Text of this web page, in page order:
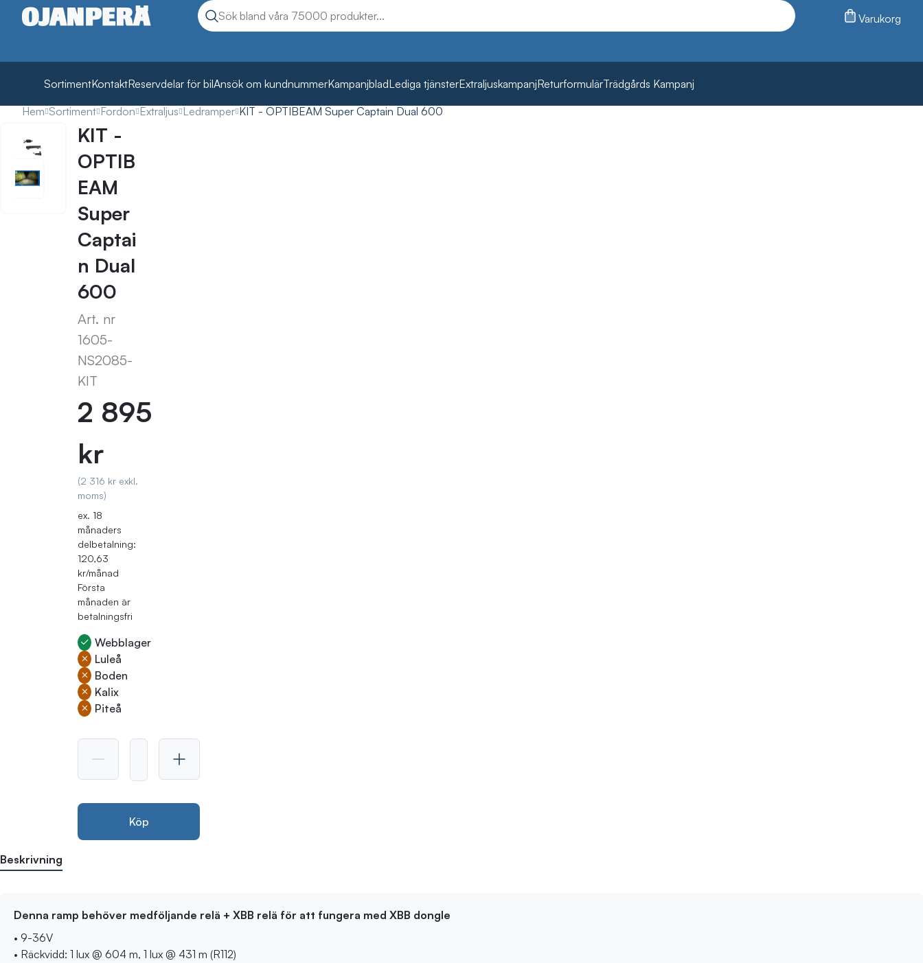
Sök produkter
Sök Varukorg
SortimentKontaktReservdelar för bilAnsök om kundnummerKampanjbladLediga tjänsterExtraljuskampanjReturformulärTrädgårds Kampanj
Hem Sortiment Fordon Extraljus Ledramper KIT - OPTIBEAM Super Captain Dual 600
KIT -
OPTIB
EAM
Super
Captai
n Dual
600
Art. nr
1605-
NS2085-
KIT
2 895
kr
(2 316 kr exkl.
moms)
ex. 18
månaders
delbetalning:
120,63
kr/månad
Första
månaden är
betalningsfri
Webblager
Luleå
Boden
Kalix
Piteå
Köp
Beskrivning
Denna ramp behöver medföljande relä + XBB relä för att fungera med XBB dongle
• 9-36V
• Räckvidd: 1 lux @ 604 m, 1 lux @ 431 m (R112)